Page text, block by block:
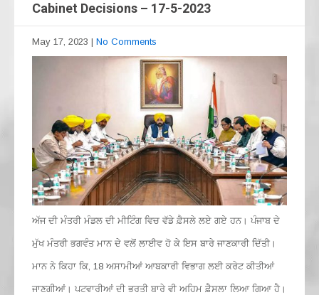
Cabinet Decisions – 17-5-2023
May 17, 2023 | No Comments
ਅੱਜ ਦੀ ਮੰਤਰੀ ਮੰਡਲ ਦੀ ਮੀਟਿੰਗ ਵਿਚ ਵੱਡੇ ਫ਼ੈਸਲੇ ਲਏ ਗਏ ਹਨ। ਪੰਜਾਬ ਦੇ
ਮੁੱਖ ਮੰਤਰੀ ਭਗਵੰਤ ਮਾਨ ਦੇ ਵਲੋਂ ਲਾਈਵ ਹੋ ਕੇ ਇਸ ਬਾਰੇ ਜਾਣਕਾਰੀ ਦਿੱਤੀ।
ਮਾਨ ਨੇ ਕਿਹਾ ਕਿ, 18 ਅਸਾਮੀਆਂ ਆਬਕਾਰੀ ਵਿਭਾਗ ਲਈ ਕਰੇਟ ਕੀਤੀਆਂ
ਜਾਣਗੀਆਂ। ਪਟਵਾਰੀਆਂ ਦੀ ਭਰਤੀ ਬਾਰੇ ਵੀ ਅਹਿਮ ਫ਼ੈਸਲਾ ਲਿਆ ਗਿਆ ਹੈ।